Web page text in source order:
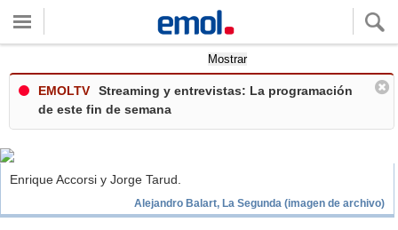
Mostrar
EMOLTV
Streaming y entrevistas: La programación
de este fin de semana
Enrique Accorsi y Jorge Tarud.
Alejandro Balart, La Segunda (imagen de archivo)